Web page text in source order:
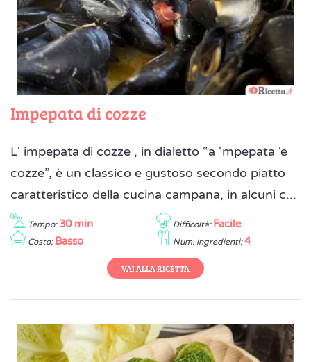
Impepata di cozze
L' impepata di cozze , in dialetto “a ‘mpepata ‘e
cozze”, è un classico e gustoso secondo piatto
caratteristico della cucina campana, in alcuni c...
Tempo: 30 min Difficoltà: Facile
Costo: Basso Num. ingredienti: 4
VAI ALLA RICETTA